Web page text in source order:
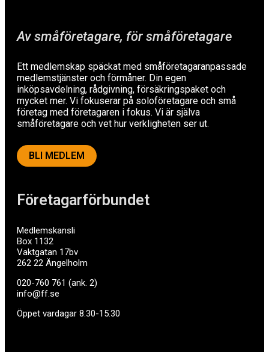
Företagarförbundet
Medlemskansli
Box 1132
Vaktgatan 17bv
262 22 Ängelholm
020-760 761 (ank. 2)
info@ff.se
Öppet vardagar 8.30-15.30
Av småföretagare, för småföretagare
Ett medlemskap späckat med småföretagaranpassade
medlemstjänster och förmåner. Din egen
inköpsavdelning, rådgivning, försäkringspaket och
mycket mer. Vi fokuserar på soloföretagare och små
företag med företagaren i fokus. Vi är själva
småföretagare och vet hur verkligheten ser ut.
BLI MEDLEM